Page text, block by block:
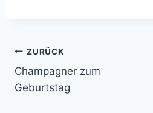
ZURÜCK
Champagner zum
Geburtstag